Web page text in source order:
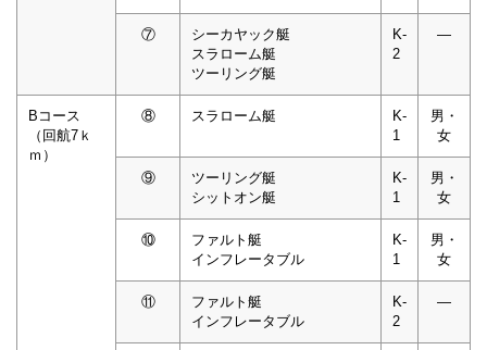
⑦
シーカヤック艇
スラローム艇
ツーリング艇
K-
2
―
Bコース
（回航7ｋ
ｍ）
⑧ スラローム艇
K-
1
男・
女
⑨
ツーリング艇
シットオン艇
K-
1
男・
女
⑩
ファルト艇
インフレータブル
K-
1
男・
女
⑪
ファルト艇
インフレータブル
K-
2
―